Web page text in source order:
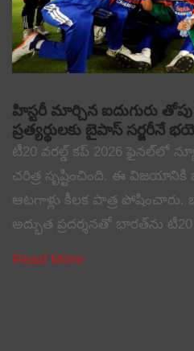
హిస్టరీ మార్చిన ఐదుగురు తోపు
ప్రత్యర్థులకు బైపాస్ సర్జరీనే
టీ20 వరల్డ్ కప్ 2026 ఫైనల్‌లో
చరిత్ర సృష్టించింది. ఈ విజయానికి
ఆటగాళ్లు కీలక పాత్ర
అద్భుత ప్రదర్శనతో భారత్‌ను
Read More